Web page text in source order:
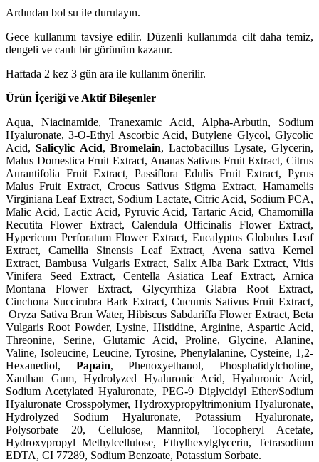
Ardından bol su ile durulayın.
Gece kullanımı tavsiye edilir. Düzenli kullanımda cilt daha temiz,
dengeli ve canlı bir görünüm kazanır.
Haftada 2 kez 3 gün ara ile kullanım önerilir.
Ürün İçeriği ve Aktif Bileşenler
Aqua, Niacinamide, Tranexamic Acid, Alpha-Arbutin, Sodium
Hyaluronate, 3-O-Ethyl Ascorbic Acid,Butylene Glycol, Glycolic
Acid,Salicylic Acid,Bromelain,Lactobacillus Lysate, Glycerin,
Malus Domestica Fruit Extract, Ananas Sativus Fruit Extract, Citrus
Aurantifolia Fruit Extract, Passiflora Edulis Fruit Extract, Pyrus
Malus Fruit Extract, Crocus Sativus Stigma Extract, Hamamelis
Virginiana Leaf Extract, Sodium Lactate, Citric Acid, Sodium PCA,
Malic Acid, Lactic Acid, Pyruvic Acid, Tartaric Acid, Chamomilla
Recutita Flower Extract, Calendula Officinalis Flower Extract,
Hypericum Perforatum Flower Extract, Eucalyptus Globulus Leaf
Extract, Camellia Sinensis Leaf Extract, Avena sativa Kernel
Extract, Bambusa Vulgaris Extract, Salix Alba Bark Extract, Vitis
Vinifera Seed Extract, Centella Asiatica Leaf Extract, Arnica
Montana Flower Extract, Glycyrrhiza Glabra Root Extract,
Cinchona Succirubra Bark Extract, Cucumis Sativus Fruit Extract,
Oryza Sativa Bran Water, Hibiscus Sabdariffa Flower Extract, Beta
Vulgaris Root Powder, Lysine, Histidine, Arginine, Aspartic Acid,
Threonine, Serine, Glutamic Acid, Proline, Glycine, Alanine,
Valine, Isoleucine, Leucine, Tyrosine, Phenylalanine, Cysteine, 1,2-
Hexanediol, Papain, Phenoxyethanol, Phosphatidylcholine,
Xanthan Gum, Hydrolyzed Hyaluronic Acid, Hyaluronic Acid,
Sodium Acetylated Hyaluronate, PEG-9 Diglycidyl Ether/Sodium
Hyaluronate Crosspolymer, Hydroxypropyltrimonium Hyaluronate,
Hydrolyzed Sodium Hyaluronate, Potassium Hyaluronate,
Polysorbate 20, Cellulose, Mannitol, Tocopheryl Acetate,
Hydroxypropyl Methylcellulose, Ethylhexylglycerin, Tetrasodium
EDTA, CI 77289, Sodium Benzoate, Potassium Sorbate.